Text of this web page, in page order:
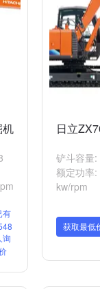
机
有
询
日立
铲斗容量
额定功率
kw/rpm
获取最低